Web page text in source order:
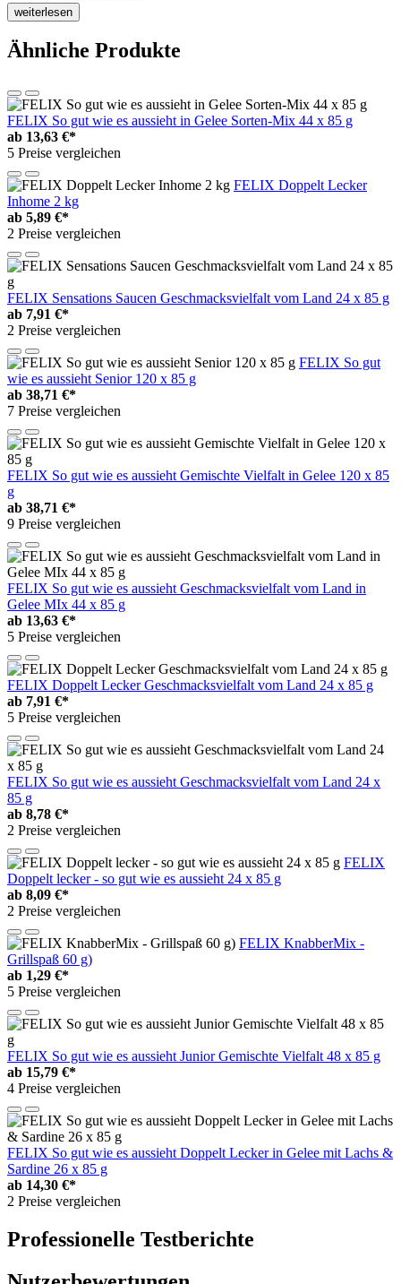
weiterlesen
Ähnliche Produkte
FELIX So gut wie es aussieht in Gelee Sorten-Mix 44 x 85 g
ab 13,63 €*
5 Preise vergleichen
FELIX Doppelt Lecker
Inhome 2 kg
ab 5,89 €*
2 Preise vergleichen
FELIX Sensations Saucen Geschmacksvielfalt vom Land 24 x 85 g
ab 7,91 €*
2 Preise vergleichen
FELIX So gut
wie es aussieht Senior 120 x 85 g
ab 38,71 €*
7 Preise vergleichen
FELIX So gut wie es aussieht Gemischte Vielfalt in Gelee 120 x 85
g
ab 38,71 €*
9 Preise vergleichen
FELIX So gut wie es aussieht Geschmacksvielfalt vom Land in
Gelee MIx 44 x 85 g
ab 13,63 €*
5 Preise vergleichen
FELIX Doppelt Lecker Geschmacksvielfalt vom Land 24 x 85 g
ab 7,91 €*
5 Preise vergleichen
FELIX So gut wie es aussieht Geschmacksvielfalt vom Land 24 x
85 g
ab 8,78 €*
2 Preise vergleichen
FELIX
Doppelt lecker - so gut wie es aussieht 24 x 85 g
ab 8,09 €*
2 Preise vergleichen
FELIX KnabberMix -
Grillspaß 60 g)
ab 1,29 €*
5 Preise vergleichen
FELIX So gut wie es aussieht Junior Gemischte Vielfalt 48 x 85 g
ab 15,79 €*
4 Preise vergleichen
FELIX So gut wie es aussieht Doppelt Lecker in Gelee mit Lachs &
Sardine 26 x 85 g
ab 14,30 €*
2 Preise vergleichen
Professionelle Testberichte